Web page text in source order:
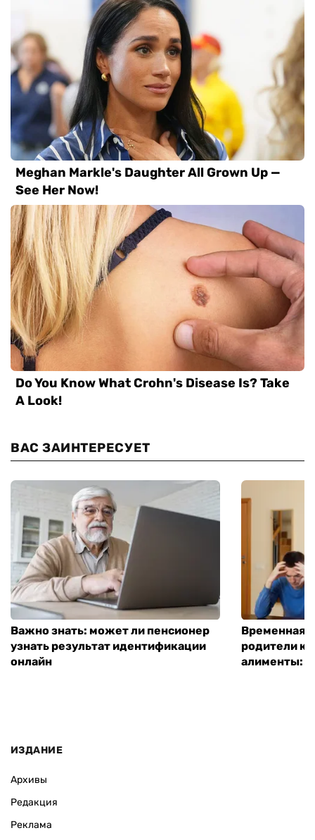
ВАС ЗАИНТЕРЕСУЕТ
Важно знать: может ли пенсионер
узнать результат идентификации
онлайн
Временная
родители
алименты:
ИЗДАНИЕ
Архивы
Редакция
Реклама